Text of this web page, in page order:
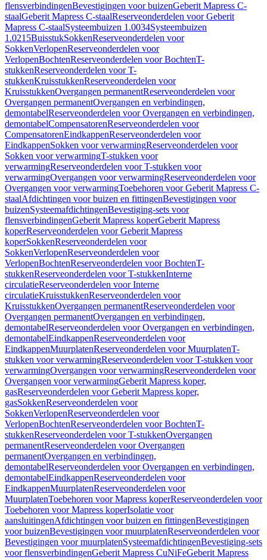
flensverbindingenBevestigingen voor buizenGeberit Mapress C-
staalGeberit Mapress C-staalReserveonderdelen voor Geberit
Mapress C-staalSysteembuizen 1.0034Systeembuizen
1.0215BuisstukSokkenReserveonderdelen voor
SokkenVerlopenReserveonderdelen voor
VerlopenBochtenReserveonderdelen voor BochtenT-
stukkenReserveonderdelen voor T-
stukkenKruisstukkenReserveonderdelen voor
KruisstukkenOvergangen permanentReserveonderdelen voor
Overgangen permanentOvergangen en verbindingen,
demontabelReserveonderdelen voor Overgangen en verbindingen,
demontabelCompensatorenReserveonderdelen voor
CompensatorenEindkappenReserveonderdelen voor
EindkappenSokken voor verwarmingReserveonderdelen voor
Sokken voor verwarmingT-stukken voor
verwarmingReserveonderdelen voor T-stukken voor
verwarmingOvergangen voor verwarmingReserveonderdelen voor
Overgangen voor verwarmingToebehoren voor Geberit Mapress C-
staalAfdichtingen voor buizen en fittingenBevestigingen voor
buizenSysteemafdichtingenBevestiging-sets voor
flensverbindingenGeberit Mapress koperGeberit Mapress
koperReserveonderdelen voor Geberit Mapress
koperSokkenReserveonderdelen voor
SokkenVerlopenReserveonderdelen voor
VerlopenBochtenReserveonderdelen voor BochtenT-
stukkenReserveonderdelen voor T-stukkenInterne
circulatieReserveonderdelen voor Interne
circulatieKruisstukkenReserveonderdelen voor
KruisstukkenOvergangen permanentReserveonderdelen voor
Overgangen permanentOvergangen en verbindingen,
demontabelReserveonderdelen voor Overgangen en verbindingen,
demontabelEindkappenReserveonderdelen voor
EindkappenMuurplatenReserveonderdelen voor MuurplatenT-
stukken voor verwarmingReserveonderdelen voor T-stukken voor
verwarmingOvergangen voor verwarmingReserveonderdelen voor
Overgangen voor verwarmingGeberit Mapress koper,
gasReserveonderdelen voor Geberit Mapress koper,
gasSokkenReserveonderdelen voor
SokkenVerlopenReserveonderdelen voor
VerlopenBochtenReserveonderdelen voor BochtenT-
stukkenReserveonderdelen voor T-stukkenOvergangen
permanentReserveonderdelen voor Overgangen
permanentOvergangen en verbindingen,
demontabelReserveonderdelen voor Overgangen en verbindingen,
demontabelEindkappenReserveonderdelen voor
EindkappenMuurplatenReserveonderdelen voor
MuurplatenToebehoren voor Mapress koperReserveonderdelen voor
Toebehoren voor Mapress koperIsolatie voor
aansluitingenAfdichtingen voor buizen en fittingenBevestigingen
voor buizenBevestigingen voor muurplatenReserveonderdelen voor
Bevestigingen voor muurplatenSysteemafdichtingenBevestiging-sets
voor flensverbindingenGeberit Mapress CuNiFeGeberit Mapress